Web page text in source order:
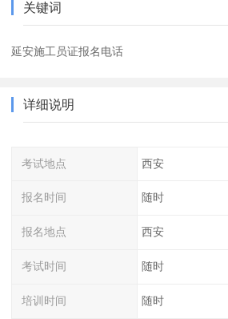
关键词
延安施工员证报名电话
详细说明
考试地点 西安
报名时间 随时
报名地点 西安
考试时间 随时
培训时间 随时